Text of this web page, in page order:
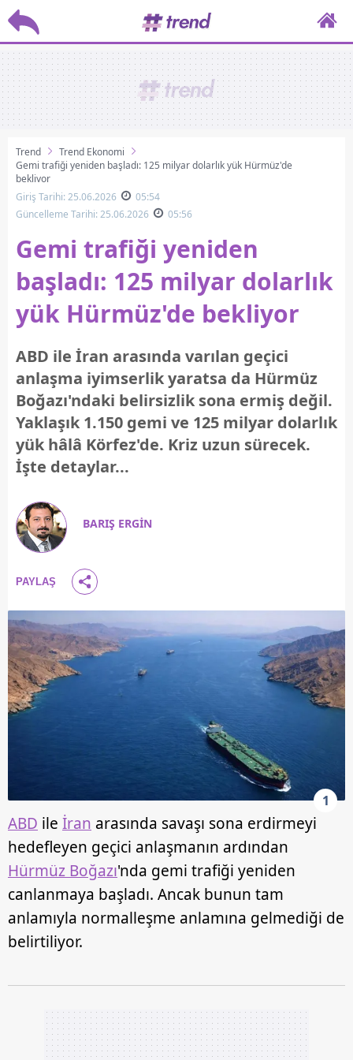
Trend
Trend Ekonomi
Gemi trafiği yeniden başladı: 125 milyar dolarlık yük Hürmüz'de
bekliyor
Giriş Tarihi: 25.06.2026
05:54
Güncelleme Tarihi: 25.06.2026
05:56
Gemi trafiği yeniden
başladı: 125 milyar dolarlık
yük Hürmüz'de bekliyor
ABD ile İran arasında varılan geçici
anlaşma iyimserlik yaratsa da Hürmüz
Boğazı'ndaki belirsizlik sona ermiş değil.
Yaklaşık 1.150 gemi ve 125 milyar dolarlık
yük hâlâ Körfez'de. Kriz uzun sürecek.
İşte detaylar...
BARIŞ ERGİN
PAYLAŞ
1
ABD ile İran arasında savaşı sona erdirmeyi
hedefleyen geçici anlaşmanın ardından
Hürmüz Boğazı'nda gemi trafiği yeniden
canlanmaya başladı. Ancak bunun tam
anlamıyla normalleşme anlamına gelmediği de
belirtiliyor.